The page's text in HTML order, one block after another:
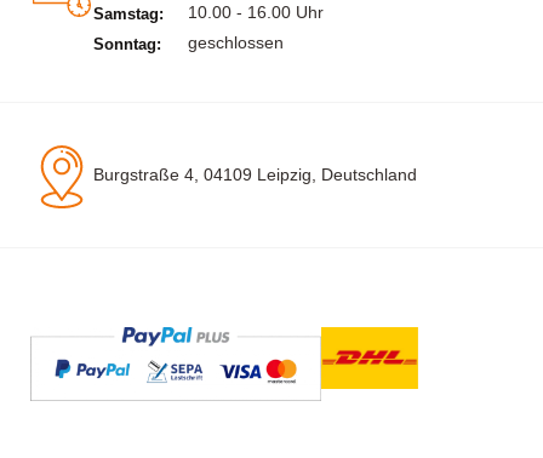
Samstag: 10.00 - 16.00 Uhr
Sonntag: geschlossen
Burgstraße 4, 04109 Leipzig, Deutschland